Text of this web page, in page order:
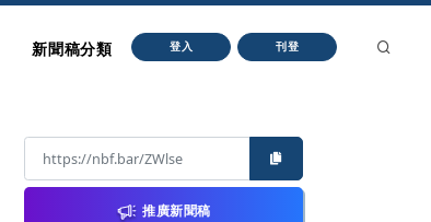
新聞稿分類 登入 刊登
推廣新聞稿